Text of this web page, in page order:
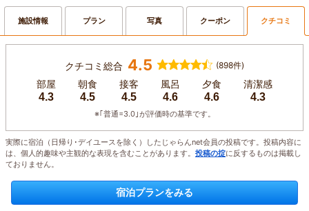
施設情報 プラン 写真 クーポン クチコミ
クチコミ総合 4.5 (898件)
部屋
4.3
朝食
4.5
接客
4.5
風呂
4.6
夕食
4.6
清潔感
4.3
※｢普通=3.0｣が評価時の基準です。
実際に宿泊（日帰り･デイユースを除く）したじゃらんnet会員の投稿です。投稿内容に
は、個人的趣味や主観的な表現を含むことがあります。 投稿の掟に反するものは掲載し
ておりません。
宿泊プランをみる